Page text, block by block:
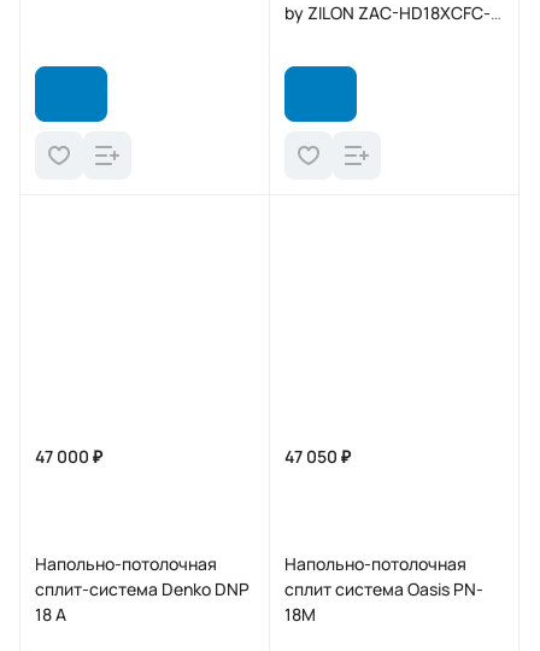
by ZILON ZAC-HD18XCFC-
on/off
47 000 ₽
Напольно-потолочная
сплит-система Denko DNP
18 А
47 050 ₽
Напольно-потолочная
сплит система Oasis PN-
18M